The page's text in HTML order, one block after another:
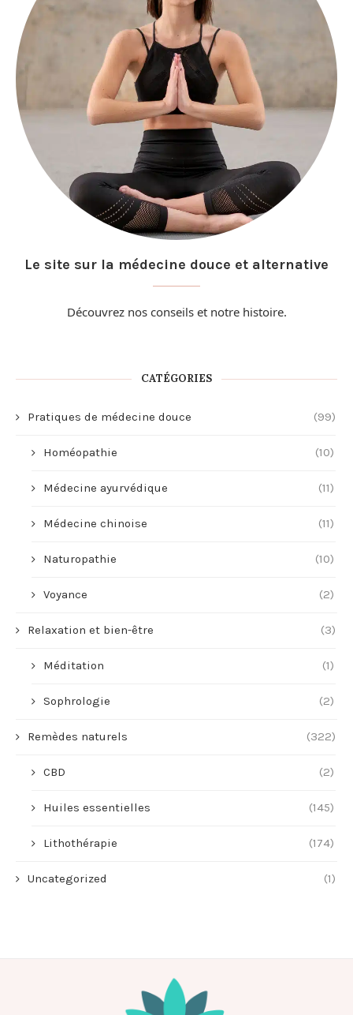
Le site sur la médecine douce et alternative
Découvrez nos conseils et notre histoire.
CATÉGORIES
Pratiques de médecine douce (99)
Homéopathie (10)
Médecine ayurvédique (11)
Médecine chinoise (11)
Naturopathie (10)
Voyance (2)
Relaxation et bien-être (3)
Méditation (1)
Sophrologie (2)
Remèdes naturels (322)
CBD (2)
Huiles essentielles (145)
Lithothérapie (174)
Uncategorized (1)